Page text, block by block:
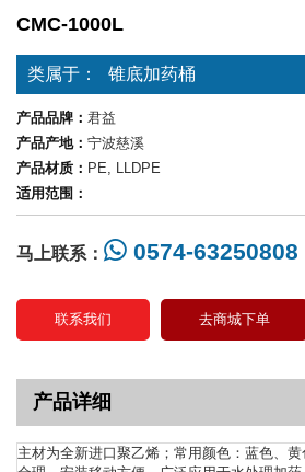
CMC-1000L
类属于： 锥底加药桶
产品品牌： 君益
产品产地： 宁波慈溪
产品材质： PE, LLDPE
适用范围：
马上联系： 0574-63250808
联系我们 去商城下单
产品详细
主材为全新进口聚乙烯；常用颜色：蓝色、